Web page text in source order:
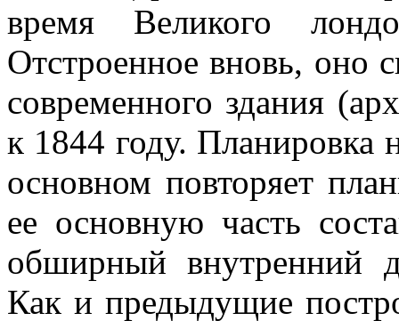
время Великого
Отстроенное вновь, оно
современного здания
к 1844 году. Планировка
основном повторяет
ее основную часть
обширный внутренний
Как и предыдущие